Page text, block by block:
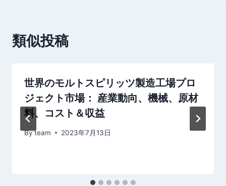
シ
ョ
類似投稿
世界のモルトスピリッツ製造工場プロ
ジェクト市場： 産業動向、機械、原材
料、コスト＆収益
Byteam 2023年7月13日